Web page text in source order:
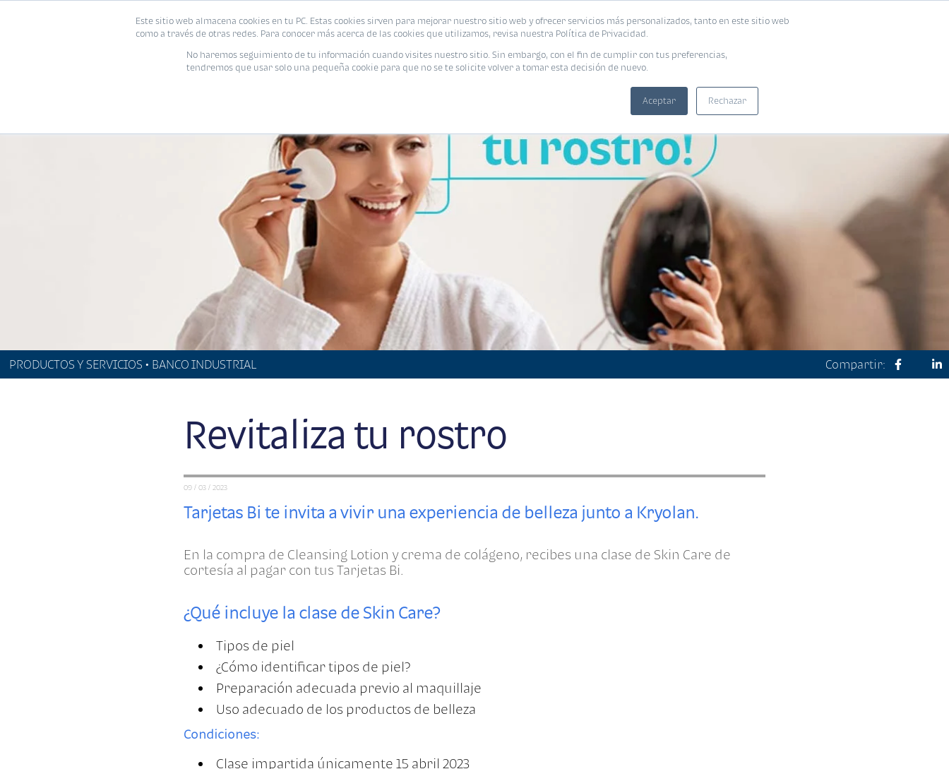
Este sitio web almacena cookies en tu PC. Estas cookies sirven para mejorar nuestro sitio web y ofrecer servicios más personalizados, tanto en este sitio web
como a través de otras redes. Para conocer más acerca de las cookies que utilizamos, revisa nuestra Política de Privacidad.
No haremos seguimiento de tu información cuando visites nuestro sitio. Sin embargo, con el fin de cumplir con tus preferencias,
tendremos que usar solo una pequeña cookie para que no se te solicite volver a tomar esta decisión de nuevo.
Aceptar Rechazar
PROMOCIONES CALCULADORAS EBOOKS
PRODUCTOS Y SERVICIOS • BANCO INDUSTRIAL Compartir:
Revitaliza tu rostro
09 / 03 / 2023
Tarjetas Bi te invita a vivir una experiencia de belleza junto a Kryolan.
En la compra de Cleansing Lotion y crema de colágeno, recibes una clase de Skin Care de
cortesía al pagar con tus Tarjetas Bi.
¿Qué incluye la clase de Skin Care?
Tipos de piel
¿Cómo identificar tipos de piel?
Preparación adecuada previo al maquillaje
Uso adecuado de los productos de belleza
Condiciones:
Clase impartida únicamente 15 abril 2023